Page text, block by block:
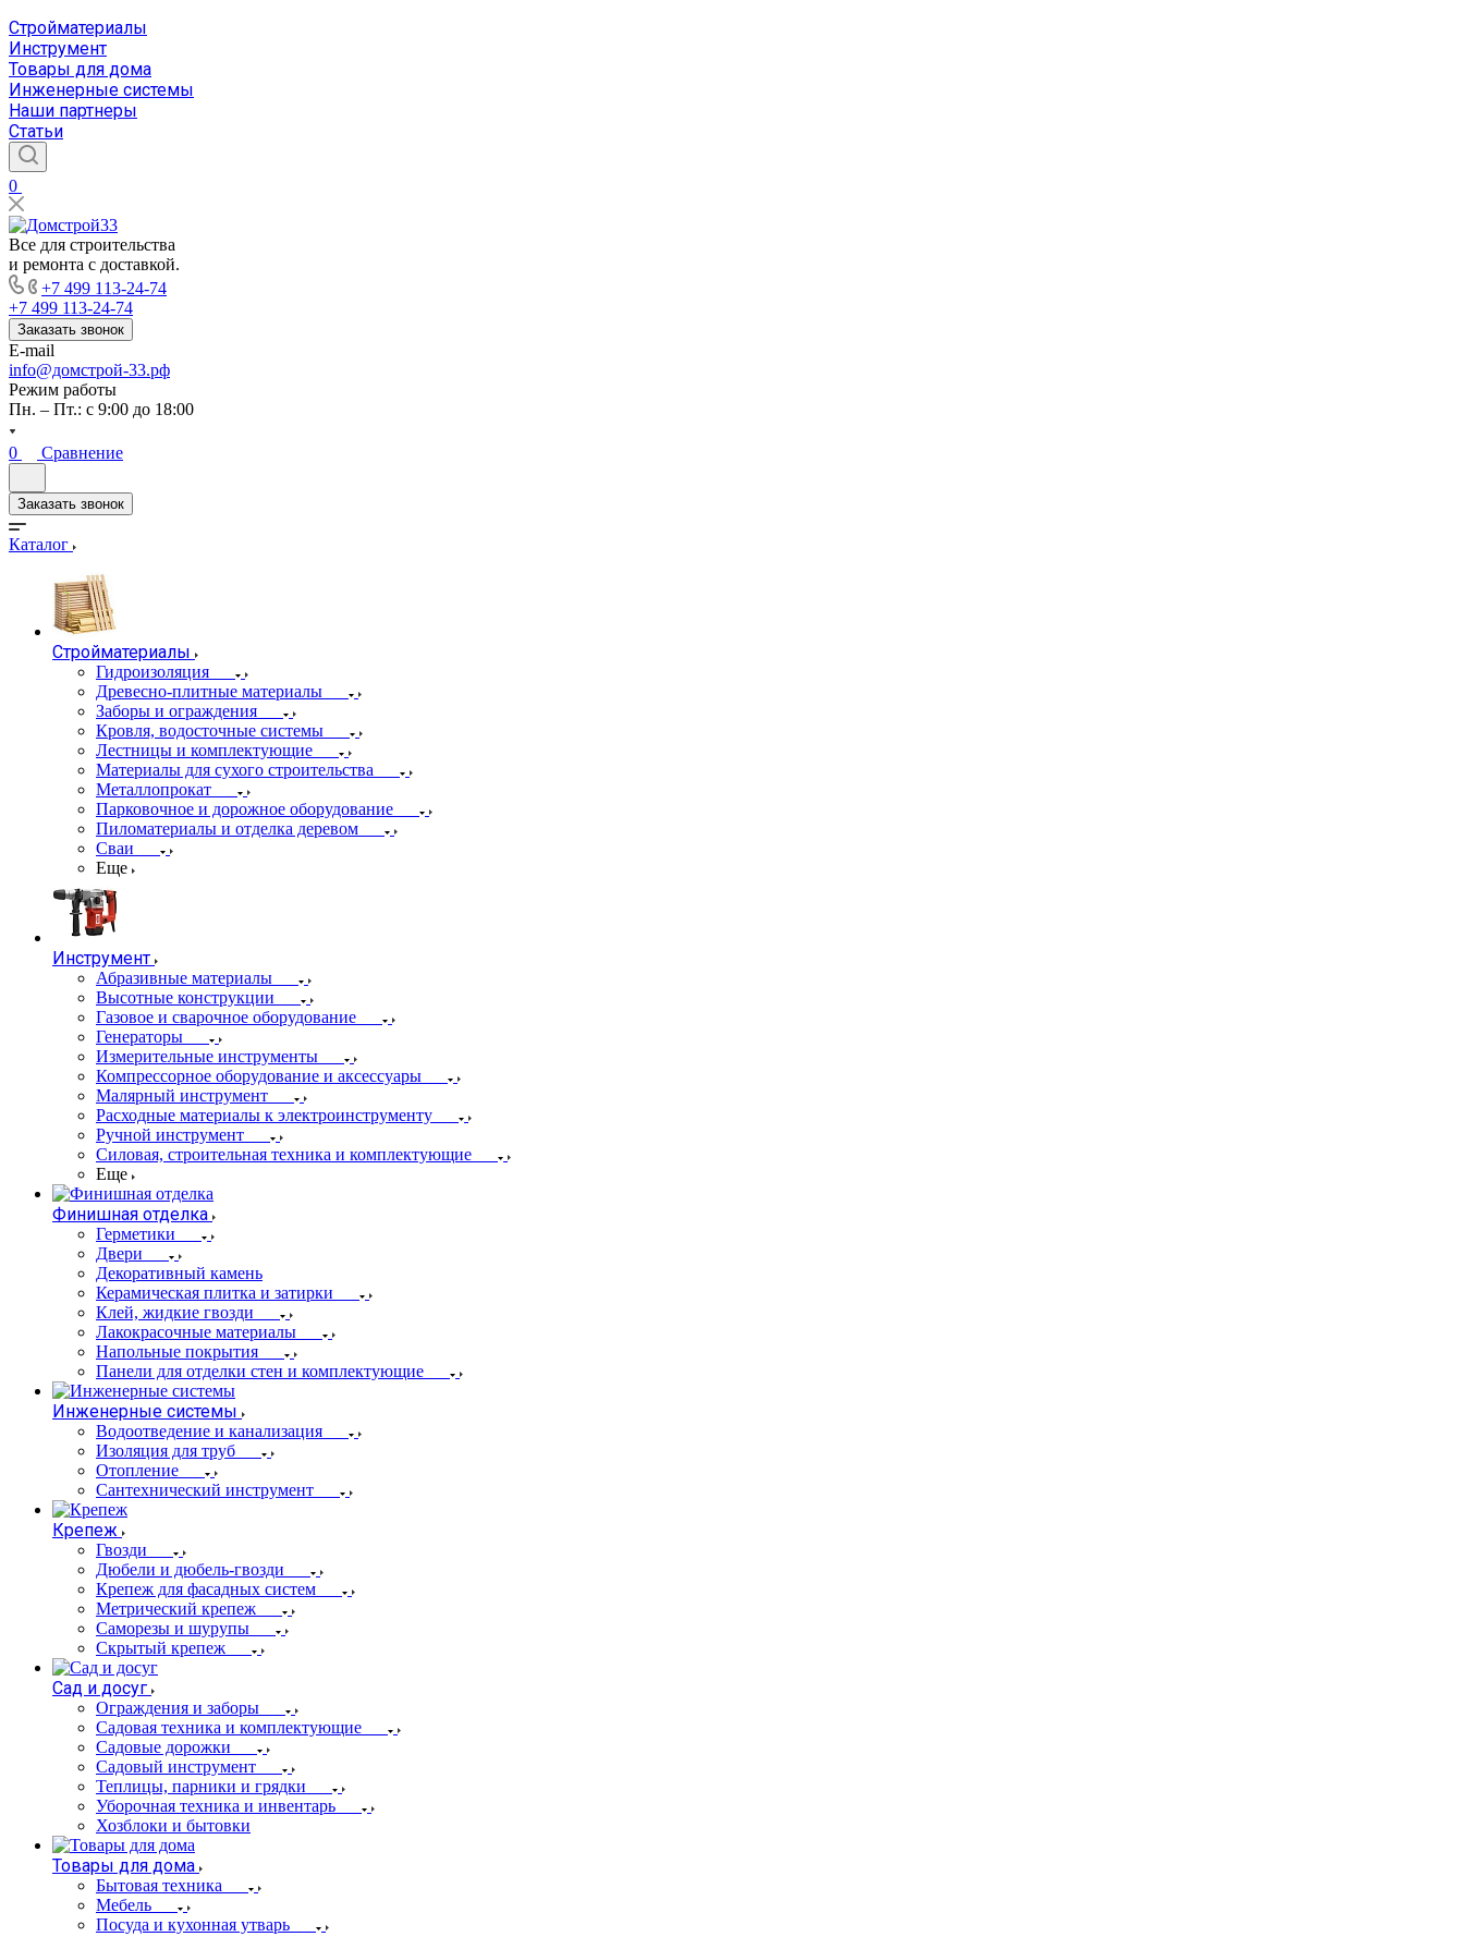
Стройматериалы
Инструмент
Товары для дома
Инженерные системы
Наши партнеры
Статьи
0
Все для строительства
и ремонта с доставкой.
+7 499 113-24-74
+7 499 113-24-74
Заказать звонок
E-mail
info@домстрой-33.рф
Режим работы
Пн. – Пт.: с 9:00 до 18:00
0 Сравнение
Заказать звонок
Каталог
Стройматериалы
Гидроизоляция
Древесно-плитные материалы
Заборы и ограждения
Кровля, водосточные системы
Лестницы и комплектующие
Материалы для сухого строительства
Металлопрокат
Парковочное и дорожное оборудование
Пиломатериалы и отделка деревом
Сваи
Еще
Инструмент
Абразивные материалы
Высотные конструкции
Газовое и сварочное оборудование
Генераторы
Измерительные инструменты
Компрессорное оборудование и аксессуары
Малярный инструмент
Расходные материалы к электроинструменту
Ручной инструмент
Силовая, строительная техника и комплектующие
Еще
Финишная отделка
Герметики
Двери
Декоративный камень
Керамическая плитка и затирки
Клей, жидкие гвозди
Лакокрасочные материалы
Напольные покрытия
Панели для отделки стен и комплектующие
Инженерные системы
Водоотведение и канализация
Изоляция для труб
Отопление
Сантехнический инструмент
Крепеж
Гвозди
Дюбели и дюбель-гвозди
Крепеж для фасадных систем
Метрический крепеж
Саморезы и шурупы
Скрытый крепеж
Сад и досуг
Ограждения и заборы
Садовая техника и комплектующие
Садовые дорожки
Садовый инструмент
Теплицы, парники и грядки
Уборочная техника и инвентарь
Хозблоки и бытовки
Товары для дома
Бытовая техника
Мебель
Посуда и кухонная утварь